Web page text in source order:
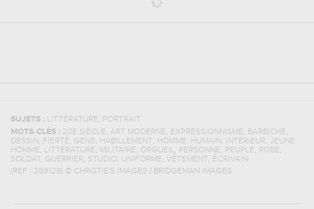
SUJETS : LITTÉRATURE, PORTRAIT
MOTS-CLÉS : 20E SIÈCLE, ART MODERNE, EXPRESSIONNISME, BARBICHE,
DESSIN , FIERTÉ, GENS, HABILLEMENT, HOMME, HUMAIN , INTÉRIEUR, JEUNE
HOMME, LITTÉRATURE, MILITAIRE, ORGUEIL, PERSONNE, PEUPLE, ROBE,
SOLDAT, GUERRIER, STUDIO, UNIFORME, VÊTEMENT, ÉCRIVAIN
(REF : 289129) © CHRISTIE'S IMAGES / BRIDGEMAN IMAGES